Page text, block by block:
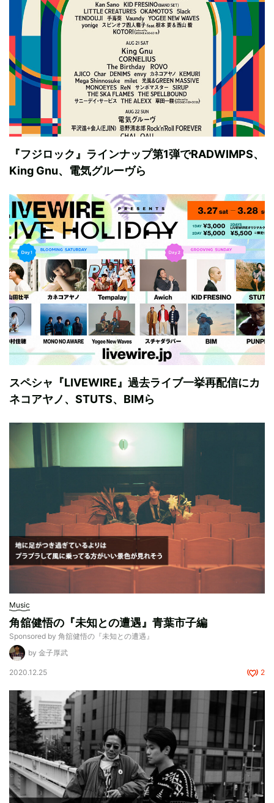
『フジロック』ラインナップ第1弾でRADWIMPS、
King Gnu、電気グルーヴら
スペシャ『LIVEWIRE』過去ライブ一挙再配信にカ
ネコアヤノ、STUTS、BIMら
Music
角舘健悟の『未知との遭遇』青葉市子編
Sponsored by 角舘健悟の『未知との遭遇』
by 金子厚武
2020.12.25 2